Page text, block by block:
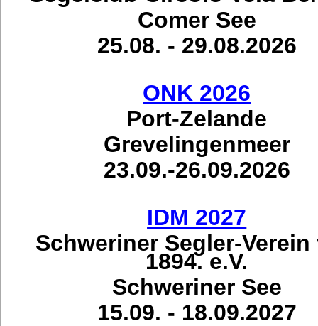
Comer See
25.08. - 29.08.2026
ONK 2026
Port-Zelande
Grevelingenmeer
23.09.-26.09.2026
IDM 2027
Schweriner Segler-Verein
1894. e.V.
Schweriner See
15.09. - 18.09.2027